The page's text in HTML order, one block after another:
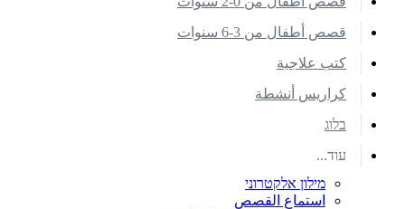
قصص أطفال من 3-6 سنوات
كتب علاجية
كراريس أنشطة
בלוג
עוד...
מילון אלקטרוני
استماع القصص